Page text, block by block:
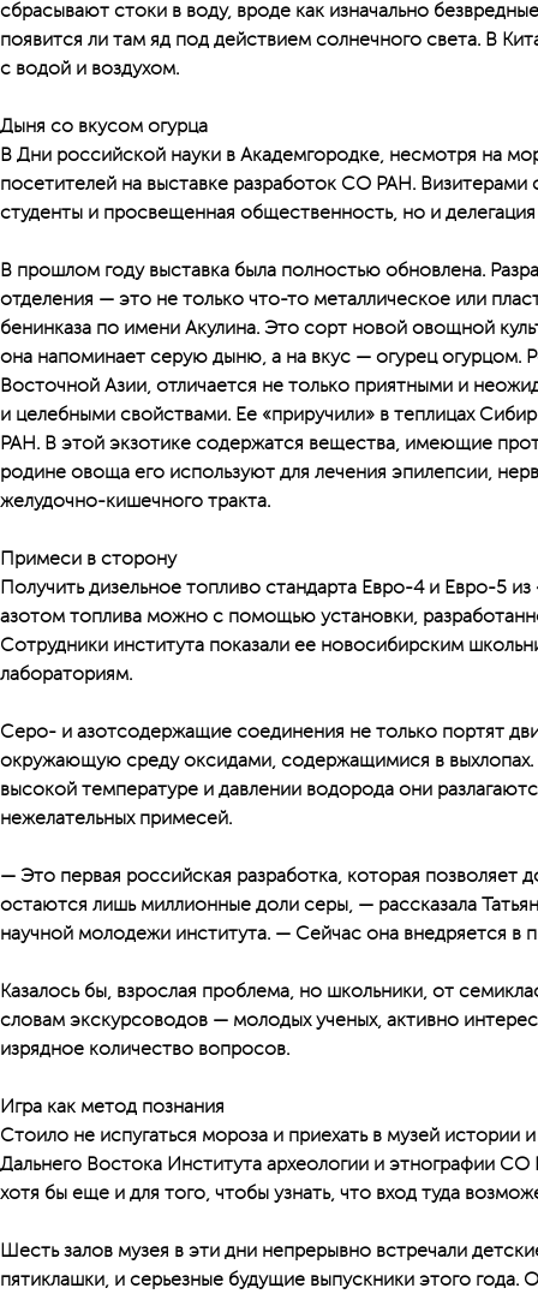
сбрасывают стоки в воду, вроде как изначально
появится ли там яд под действием солнечного света. В
с водой и воздухом.
Дыня со вкусом огурца
В Дни российской науки в Академгородке, несмотря на
посетителей на выставке разработок СО РАН. Визитерами
студенты и просвещенная общественность, но и
В прошлом году выставка была полностью обновлена.
отделения — это не только что-то металлическое или
бенинказа по имени Акулина. Это сорт новой овощной
она напоминает серую дыню, а на вкус — огурец огурцом.
Восточной Азии, отличается не только приятными и
и целебными свойствами. Ее «приручили» в теплицах
РАН. В этой экзотике содержатся вещества, имеющие
родине овоща его используют для лечения эпилепсии,
желудочно-кишечного тракта.
Примеси в сторону
Получить дизельное топливо стандарта Евро-4 и Евро-5 из
азотом топлива можно с помощью установки,
Сотрудники института показали ее новосибирским
лабораториям.
Серо- и азотсодержащие соединения не только портят
окружающую среду оксидами, содержащимися в выхлопах.
высокой температуре и давлении водорода они
нежелательных примесей.
— Это первая российская разработка, которая позволяет
остаются лишь миллионные доли серы, — рассказала
научной молодежи института. — Сейчас она внедряется в
Казалось бы, взрослая проблема, но школьники, от
словам экскурсоводов — молодых ученых, активно
изрядное количество вопросов.
Игра как метод познания
Стоило не испугаться мороза и приехать в музей истории
Дальнего Востока Института археологии и этнографии
хотя бы еще и для того, чтобы узнать, что вход туда
Шесть залов музея в эти дни непрерывно встречали
пятиклашки, и серьезные будущие выпускники этого года.